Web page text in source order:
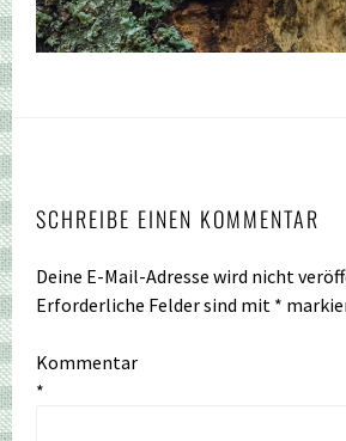
SCHREIBE EINEN KOMMENTAR
Deine E-Mail-Adresse wird nicht
Erforderliche Felder sind mit *
Kommentar
*